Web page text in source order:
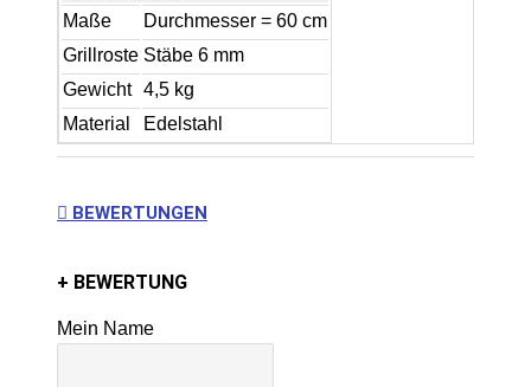
Maße
Durchmesser = 60 cm
Grillroste Stäbe 6 mm
Gewicht 4,5 kg
Material
Edelstahl
BEWERTUNGEN
+ BEWERTUNG
Mein Name